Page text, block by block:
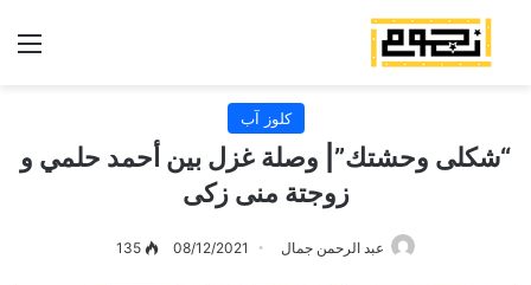
كلوز آب
“شكلى وحشتك”| وصلة غزل بين أحمد حلمي و
زوجتة منى زكى
عبد الرحمن جمال 08/12/2021
135